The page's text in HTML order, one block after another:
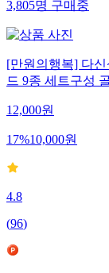
3,805명구매중
[만원의행복] 다
드 9종 세트구성
12,000원
17%10,000원
4.8
(96)